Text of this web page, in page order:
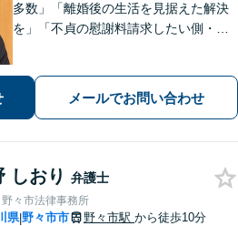
多数」「離婚後の生活を見据えた解決
を」「不貞の慰謝料請求したい側・さ
さい」「相続問題に関する解決実績が
豊富」【完全個室】【子連れ相談可】
メールでお問い合わせ
しおり 弁護士
野々市法律事務所
県|野々市市 野々市駅 から徒歩10分